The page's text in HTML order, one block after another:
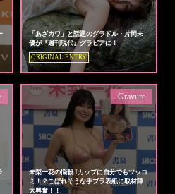
「あざカワ」と話題のグラドル・片岡未
優が『週刊現代』グラビアに！
ORIGINAL ENTRY
未梨一花の悩殺 Iカップに自分でもツッコ
ミ！？こぼれそうな手ブラ表紙に取材陣
大興奮！！
Gravure